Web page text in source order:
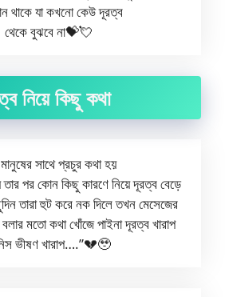
থাকে যা কখনো কেউ দূরত্ব
থেকে বুঝবে না💝💘
নিয়ে কিছু কথা
সাথে প্রচুর কথা হয়
তার পর কোন কিছু কারণে নিয়ে দূরত্ব বেড়ে
তারা হুট করে নক দিলে তখন মেসেজের
বলার মতো কথা খোঁজে পাইনা দূরত্ব খারাপ
ভীষণ খারাপ….”💔🥹